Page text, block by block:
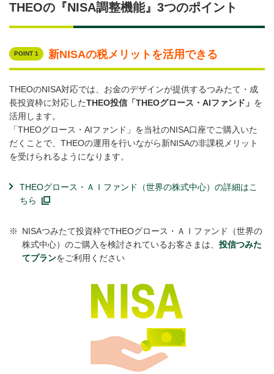
THEOの『NISA調整機能』3つのポイント
POINT 1 新NISAの税メリットを活用できる
THEOのNISA対応では、お金のデザインが提供するつみたて・成
長投資枠に対応したTHEO投信「THEOグロース・AIファンド」 を
活用します。
「THEOグロース・AIファンド」を当社のNISA口座でご購入いた
だくことで、THEOの運用を行いながら新NISAの非課税メリット
を受けられるようになります。
THEOグロース・ＡＩファンド（世界の株式中心）の詳細はこ
ちら
※
NISAつみたて投資枠でTHEOグロース・ＡＩファンド（世界の
株式中心）のご購入を検討されているお客さまは、 投信つみた
てプランをご利用ください